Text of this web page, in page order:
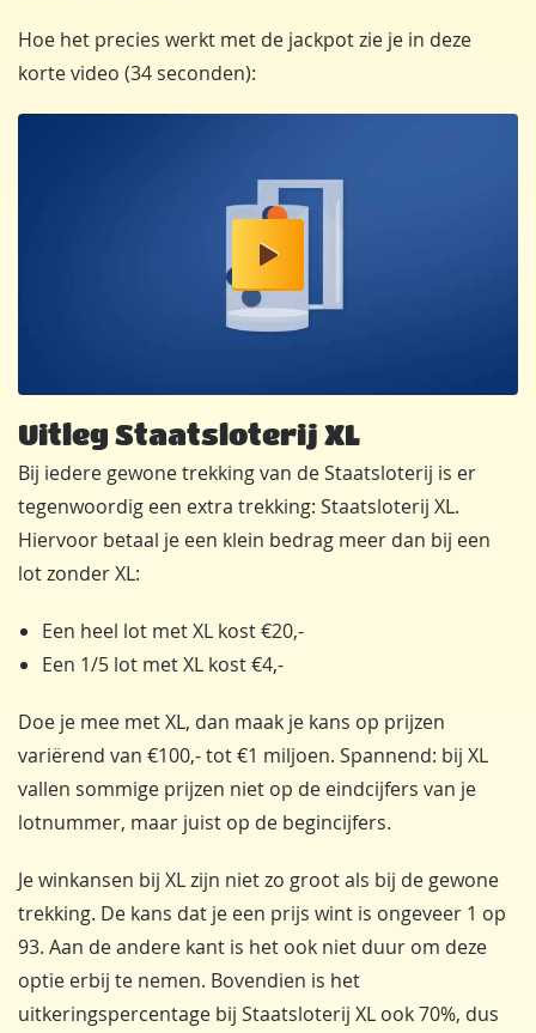
Hoe het precies werkt met de jackpot zie je in deze
korte video (34 seconden):
Uitleg Staatsloterij XL
Bij iedere gewone trekking van de Staatsloterij is er
tegenwoordig een extra trekking: Staatsloterij XL.
Hiervoor betaal je een klein bedrag meer dan bij een
lot zonder XL:
Een heel lot met XL kost €20,-
Een 1/5 lot met XL kost €4,-
Doe je mee met XL, dan maak je kans op prijzen
variërend van €100,- tot €1 miljoen. Spannend: bij XL
vallen sommige prijzen niet op de eindcijfers van je
lotnummer, maar juist op de begincijfers.
Je winkansen bij XL zijn niet zo groot als bij de gewone
trekking. De kans dat je een prijs wint is ongeveer 1 op
93. Aan de andere kant is het ook niet duur om deze
optie erbij te nemen. Bovendien is het
uitkeringspercentage bij Staatsloterij XL ook 70%, dus